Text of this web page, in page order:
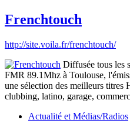
Frenchtouch
http://site.voila.fr/frenchtouch/
Diffusée tous les
FMR 89.1Mhz à Toulouse,
une sélection des meilleurs titres
clubbing, latino, garage,
Actualité et Médias/Radios